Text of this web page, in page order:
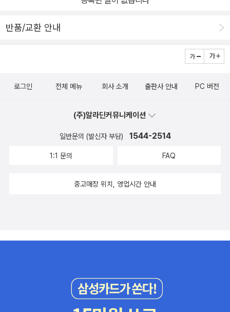
반품/교환 안내
로그인 전체 메뉴 회사 소개 출판사 안내 PC 버전
(주)알라딘커뮤니케이션
일반문의 (발신자 부담) 1544-2514
1:1 문의 FAQ
중고매장 위치, 영업시간 안내